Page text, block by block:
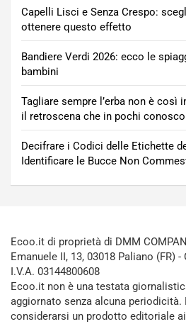
Capelli Lisci e Senza Crespo:
ottenere questo effetto
Bandiere Verdi 2026: ecco le
bambini
Tagliare sempre l’erba non è così
il retroscena che in pochi
Decifrare i Codici delle Etichette
Identificare le Bucce Non
Ecoo.it di proprietà di DMM
Emanuele II, 13, 03018 Paliano (FR)
I.V.A. 03144800608
Ecoo.it non è una testata
aggiornato senza alcuna periodicità.
considerarsi un prodotto editoriale